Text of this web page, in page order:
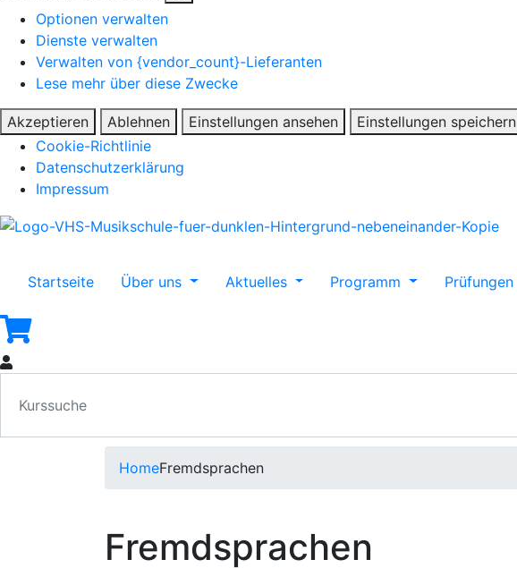
Optionen verwalten
Dienste verwalten
Verwalten von {vendor_count}-Lieferanten
Lese mehr über diese Zwecke
Akzeptieren Ablehnen Einstellungen ansehen Einstellungen speichern
Cookie-Richtlinie
Datenschutzerklärung
Impressum
Startseite Über uns Aktuelles Programm Prüfungen
HomeFremdsprachen
Fremdsprachen